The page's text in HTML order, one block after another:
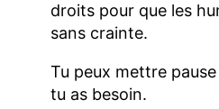
droits pour que les
sans crainte.
Tu peux mettre
tu as besoin.